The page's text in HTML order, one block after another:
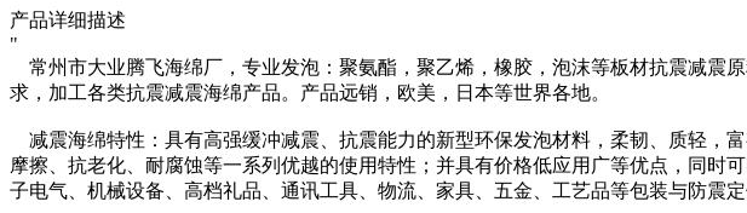
产品详细描述
"
常州市大业腾飞海绵厂，专业发泡：聚氨酯，聚乙烯，橡胶，泡沫等板材抗震减震
求，加工各类抗震减震海绵产品。产品远销，欧美，日本等世界各地。
减震海绵特性：具有高强缓冲减震、抗震能力的新型环保发泡材料，柔韧、质轻，
摩擦、抗老化、耐腐蚀等一系列优越的使用特性；并具有价格低应用广等优点，同
子电气、机械设备、高档礼品、通讯工具、物流、家具、五金、工艺品等包装与防震定